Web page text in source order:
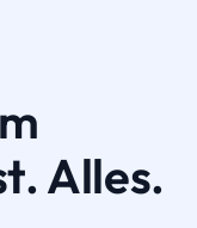
Alles.